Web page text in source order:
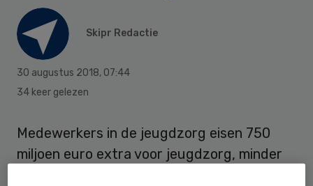
Skipr Redactie
30 augustus 2018, 07:44
34 keer gelezen
Medewerkers in de jeugdzorg eisen 750
miljoen euro extra voor jeugdzorg, minder